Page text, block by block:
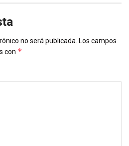
no será publicada. Los campos
con *